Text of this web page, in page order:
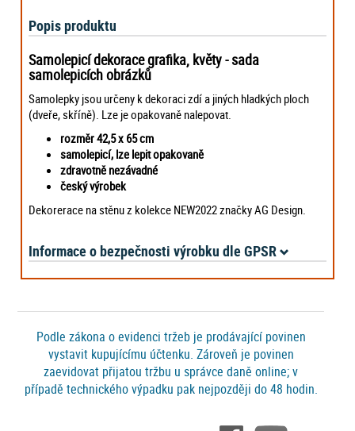
Popis produktu
Samolepicí dekorace grafika, květy - sada
samolepicích obrázků
Samolepky jsou určeny k dekoraci zdí a jiných hladkých ploch
(dveře, skříně). Lze je opakovaně nalepovat.
rozměr 42,5 x 65 cm
samolepicí, lze lepit opakovaně
zdravotně nezávadné
český výrobek
Dekorerace na stěnu z kolekce NEW2022 značky AG Design.
Informace o bezpečnosti výrobku dle GPSR
Podle zákona o evidenci tržeb je prodávající povinen
vystavit kupujícímu účtenku. Zároveň je povinen
zaevidovat přijatou tržbu u správce daně online; v
případě technického výpadku pak nejpozději do 48 hodin.